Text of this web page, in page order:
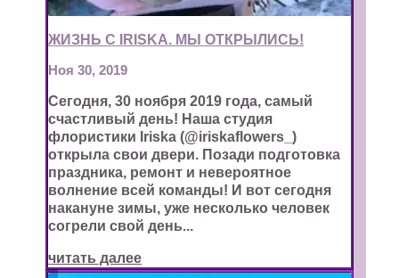
ЖИЗНЬ C IRISKA. МЫ ОТКРЫЛИСЬ!
Ноя 30, 2019
Сегодня, 30 ноября 2019 года, самый
счастливый день! Наша студия
флористики Iriska (@iriskaflowers_)
открыла свои двери. Позади подготовка
праздника, ремонт и невероятное
волнение всей команды! И вот сегодня
накануне зимы, уже несколько человек
согрели свой день...
читать далее